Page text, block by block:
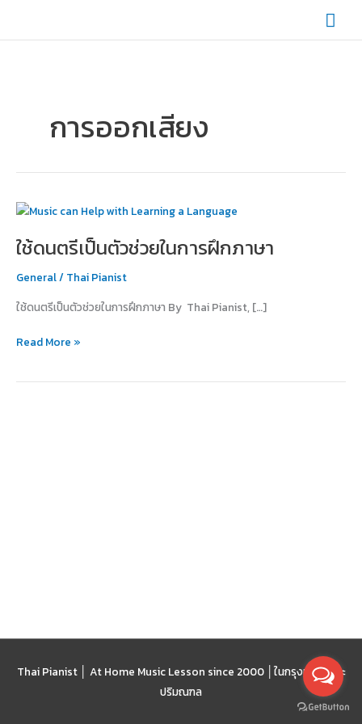
content
การออกเสียง
ใช้ดนตรีเป็นตัวช่วยในการฝึกภาษา
General/ Thai Pianist
ใช้ดนตรีเป็นตัวช่วยในการฝึกภาษา By Thai Pianist, […]
ใช้
เป็น
ช่วย
การ
ภาษา
Read More »
Thai Pianist │ At Home Music Lesson since 2000 │ ในกรุงเทพฯ และ
ปริมณฑล